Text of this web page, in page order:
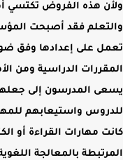
ولأن هذه الفروض تكتسي
والتعلم فقد أصبحت
تعمل على إعدادها وفق
المقررات الدراسية ومن
يسعى المدرسون إلى
للدروس واستيعابهم
كانت مهارات القراءة أو
المرتبطة بالمعالجة